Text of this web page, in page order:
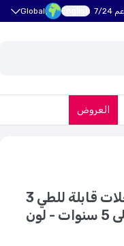
7/24
English
Global
العروض
كيندركرافت - دراجة ثلاثية العجلات قابلة للطي 3
في 1 4ترايك للأطفال عمر سنة إلى 5 سنوات - لون